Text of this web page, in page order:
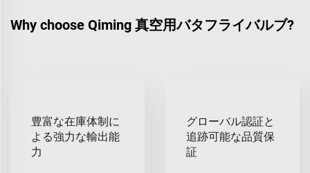
Why choose Qiming 真空用バタフライバルブ?
豊富な在庫体制に
よる強力な輸出能
力
グローバル認証と
追跡可能な品質保
証